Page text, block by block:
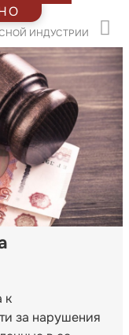
ИНДУСТРИИ
к
за нарушения